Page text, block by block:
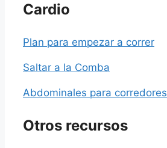
Cardio
Plan para empezar a correr
Saltar a la Comba
Abdominales para corredores
Otros recursos